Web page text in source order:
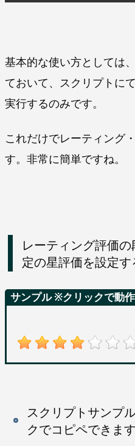
基本的な使い方としては
ておいて、スクリプトに
実行するのみです。
これだけでレーティング
す。非常に簡単ですね。
レーティング評価
定の星評価を設定す
サンプル ※クリックで動
スクリプトサンプ
クでコピペできます